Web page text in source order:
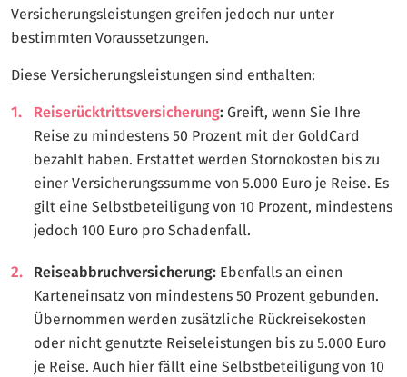
Versicherungsleistungen greifen jedoch nur unter
bestimmten Voraussetzungen.
Diese Versicherungsleistungen sind enthalten:
Reiserücktrittsversicherung: Greift, wenn Sie Ihre
Reise zu mindestens 50 Prozent mit der GoldCard
bezahlt haben. Erstattet werden Stornokosten bis zu
einer Versicherungssumme von 5.000 Euro je Reise. Es
gilt eine Selbstbeteiligung von 10 Prozent, mindestens
jedoch 100 Euro pro Schadenfall.
Reiseabbruchversicherung: Ebenfalls an einen
Karteneinsatz von mindestens 50 Prozent gebunden.
Übernommen werden zusätzliche Rückreisekosten
oder nicht genutzte Reiseleistungen bis zu 5.000 Euro
je Reise. Auch hier fällt eine Selbstbeteiligung von 10